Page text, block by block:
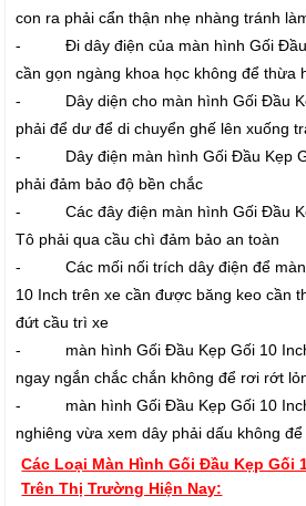
con ra phải cẩn thận nhẹ nhàng tránh
- Đi dây điện của màn hình Gối Đầu
cần gọn ngàng khoa học không để thừa
- Dây diện cho màn hình Gối Đầu
phải để dư để di chuyển ghế lên xuống
- Dây điện màn hình Gối Đầu Kẹp
phải đảm bảo độ bền chắc
- Các đây điện màn hình Gối Đầu
Tô phải qua cầu chì đảm bảo an toàn
- Các mối nối trích dây điện để màn
10 Inch trên xe cần được băng keo cần
đứt cầu trì xe
- màn hình Gối Đầu Kẹp Gối 10 Inch
ngay ngắn chắc chắn không để rơi rớt
- màn hình Gối Đầu Kẹp Gối 10 Inch
nghiêng vừa xem dây phải dấu không
Các Loại Màn Hình Gối Đầu Kẹp Gối
Trên Thị Trường Hiện Nay: